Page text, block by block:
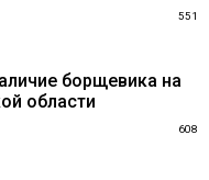
551
борщевика на
области
608